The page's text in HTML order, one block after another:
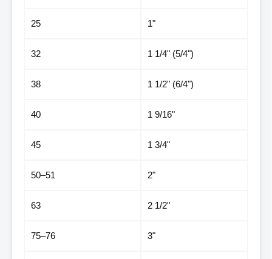
25 1"
32 1 1/4" (5/4")
38 1 1/2" (6/4")
40 1 9/16"
45 1 3/4"
50–51 2"
63 2 1/2"
75–76 3"